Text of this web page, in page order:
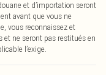
et d’importation seront
avant que vous ne
vous reconnaissez et
et ne seront pas restitués en
l’exige.